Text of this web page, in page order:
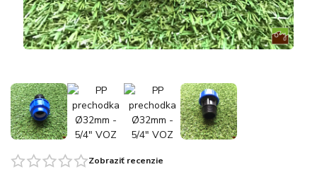
Zobraziť recenzie